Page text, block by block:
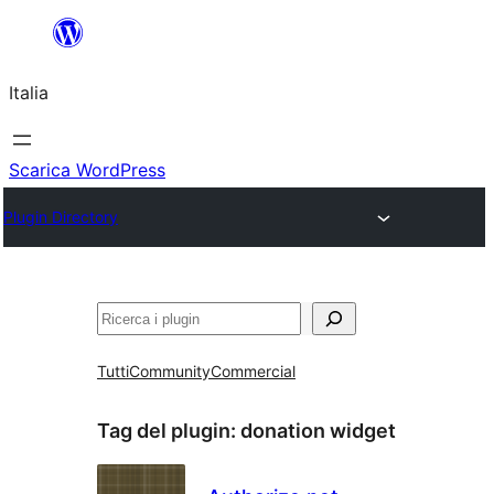
contenuto
Italia
Scarica WordPress
Plugin Directory
Cerca
TuttiCommunityCommercial
Tag del plugin: donation widget